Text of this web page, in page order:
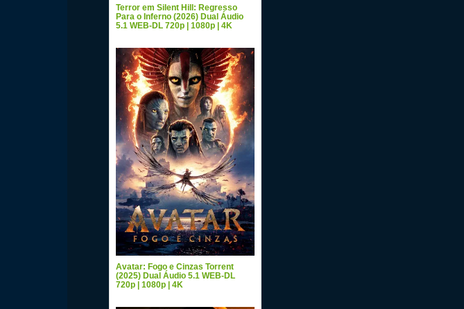
Terror em Silent Hill: Regresso
Para o Inferno (2026) Dual Áudio
5.1 WEB-DL 720p | 1080p | 4K
Avatar: Fogo e Cinzas Torrent
(2025) Dual Áudio 5.1 WEB-DL
720p | 1080p | 4K